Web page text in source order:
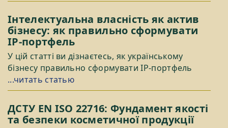
Інтелектуальна власність як актив
бізнесу: як правильно сформувати
IP-портфель
У цій статті ви дізнаєтесь, як українському
бізнесу правильно сформувати IP-портфель
...читать статью
ДСТУ EN ISO 22716: Фундамент якості
та безпеки косметичної продукції